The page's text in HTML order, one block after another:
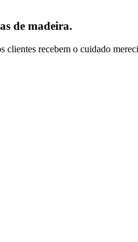
de madeira.
clientes recebem o cuidado